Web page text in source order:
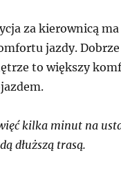
za kierownicą
jazdy. Dobrze
to większy
kilka minut na
dłuższą trasą.